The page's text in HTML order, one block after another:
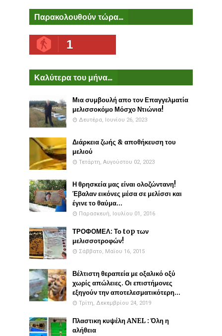
Παρακολουθούν τώρα...
1
Καλύτερα του μήνα...
Μια συμβουλή απο τον Επαγγελματία
μελισσοκόμο Μόσχο Ντιώνια!
Δευτέρα, Ιουνίου 26, 2023
Διάρκεια ζωής & αποθήκευση του
μελιού
Τετάρτη, Αυγούστου 02, 2023
Η θρησκεία μας είναι ολοζώντανη!
Έβαλαν εικόνες μέσα σε μελίσσι και
έγινε το θαύμα...
Παρασκευή, Ιουλίου 01, 2016
ΤΡΟΦΟΜΕΛ: Το top των
μελισσοτροφών!
Σάββατο, Μαΐου 16, 2015
Βέλτιστη θεραπεία με οξαλικό οξύ
χωρίς απώλειες. Οι επιστήμονες
εξηγούν την αποτελεσματικότερη...
Τρίτη, Δεκεμβρίου 24, 2019
Πλαστικη κυψέλη ANEL : Όλη η
αλήθεια